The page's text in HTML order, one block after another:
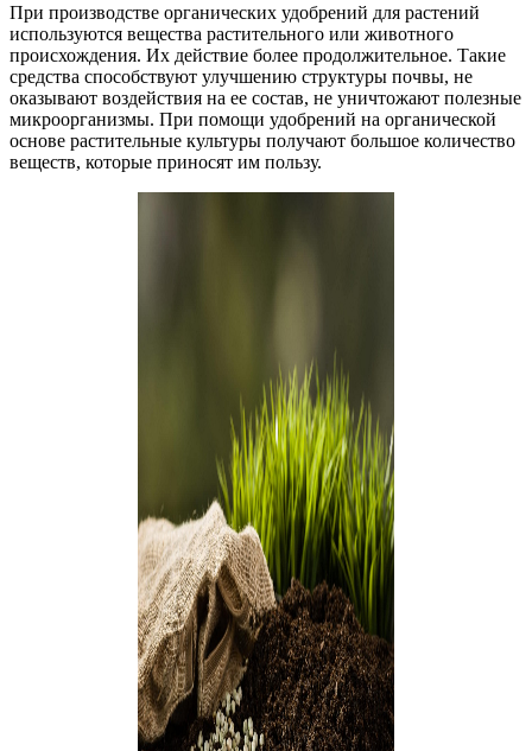
При производстве органических удобрений для растений
используются вещества растительного или животного
происхождения. Их действие более продолжительное. Такие
средства способствуют улучшению структуры почвы, не
оказывают воздействия на ее состав, не уничтожают полезные
микроорганизмы. При помощи удобрений на органической
основе растительные культуры получают большое количество
веществ, которые приносят им пользу.